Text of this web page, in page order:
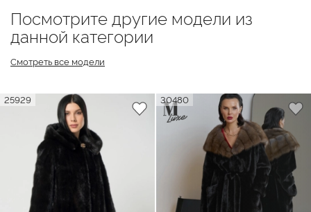
Посмотрите другие модели из
данной категории
Смотреть все модели
25929 30480